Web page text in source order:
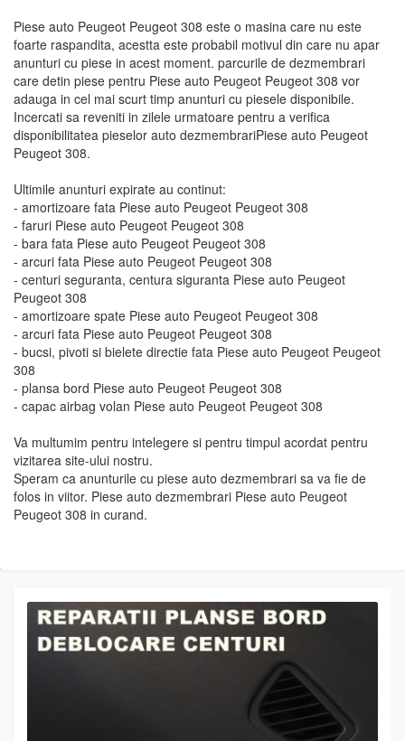
Piese auto Peugeot Peugeot 308 este o masina care nu este
foarte raspandita, acestta este probabil motivul din care nu apar
anunturi cu piese in acest moment. parcurile de dezmembrari
care detin piese pentru Piese auto Peugeot Peugeot 308 vor
adauga in cel mai scurt timp anunturi cu piesele disponibile.
Incercati sa reveniti in zilele urmatoare pentru a verifica
disponibilitatea pieselor auto dezmembrariPiese auto Peugeot
Peugeot 308.
Ultimile anunturi expirate au continut:
- amortizoare fata Piese auto Peugeot Peugeot 308
- faruri Piese auto Peugeot Peugeot 308
- bara fata Piese auto Peugeot Peugeot 308
- arcuri fata Piese auto Peugeot Peugeot 308
- centuri seguranta, centura siguranta Piese auto Peugeot
Peugeot 308
- amortizoare spate Piese auto Peugeot Peugeot 308
- arcuri fata Piese auto Peugeot Peugeot 308
- bucsi, pivoti si bielete directie fata Piese auto Peugeot Peugeot
308
- plansa bord Piese auto Peugeot Peugeot 308
- capac airbag volan Piese auto Peugeot Peugeot 308
Va multumim pentru intelegere si pentru timpul acordat pentru
vizitarea site-ului nostru.
Speram ca anunturile cu piese auto dezmembrari sa va fie de
folos in viitor. Piese auto dezmembrari Piese auto Peugeot
Peugeot 308 in curand.